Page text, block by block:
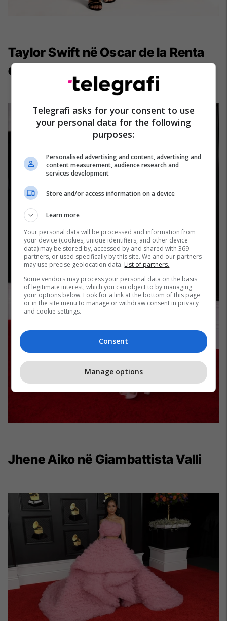
Taylor Swift në Oscar de la Renta
dhe këpucë Christian Louboutin
Jhene Aiko në Giambattista Valli
Telegrafi asks for your consent to use
your personal data for the following
purposes:
Personalised advertising and content, advertising and
content measurement, audience research and
services development
Store and/or access information on a device
Learn more
Your personal data will be processed and information from
your device (cookies, unique identifiers, and other device
data) may be stored by, accessed by and shared with 369
partners, or used specifically by this site. We and our partners
may use precise geolocation data. List of partners.
Some vendors may process your personal data on the basis
of legitimate interest, which you can object to by managing
your options below. Look for a link at the bottom of this page
or in the site menu to manage or withdraw consent in privacy
and cookie settings.
Consent
Manage options